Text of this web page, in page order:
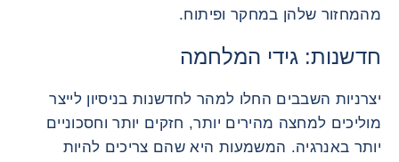
מהמחזור שלהן במחקר ופיתוח.
חדשנות: גידי המלחמה
יצרניות השבבים החלו למהר לחדשנות בניסיון לייצר
מוליכים למחצה מהירים יותר, חזקים יותר וחסכוניים
יותר באנרגיה. המשמעות היא שהם צריכים להיות